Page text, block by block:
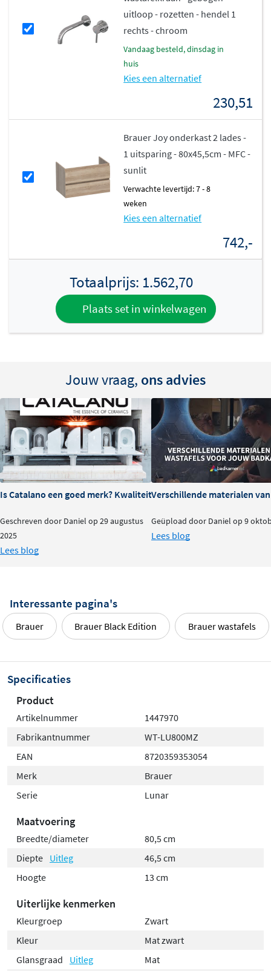
uitloop - rozetten - hendel 1
rechts - chroom
vandaag besteld, dinsdag in
huis
Kies een alternatief
230,51
Brauer Joy onderkast 2 lades -
1 uitsparing - 80x45,5cm - MFC -
sunlit
Verwachte levertijd: 7 - 8
weken
Kies een alternatief
742,-
Totaalprijs: 1.562,70
Plaats set in winkelwagen
Jouw vraag, ons advies
Is Catalano een goed merk? Kwaliteit en ervaringen
Geschreven door Daniel op 29 augustus
2025
Lees blog
Verschillende materialen
Geüpload door Daniel op 9
Lees blog
Interessante pagina's
Brauer Brauer Black Edition Brauer wastafels
Specificaties
Product
Artikelnummer
1447970
Fabrikantnummer
WT-LU800MZ
EAN
8720359353054
Merk
Brauer
Serie
Lunar
Maatvoering
Breedte/diameter
80,5 cm
Diepte Uitleg
46,5 cm
Hoogte
13 cm
Uiterlijke kenmerken
Kleurgroep
Zwart
Kleur
Mat zwart
Glansgraad
Uitleg
Mat